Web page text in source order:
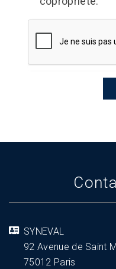
SYNEVAL
92 Avenue de Saint
75012 Paris